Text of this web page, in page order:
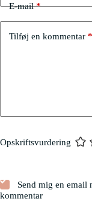
E-mail*
Tilføj en kommentar *
Opskriftsvurdering
Send mig en email
kommentar